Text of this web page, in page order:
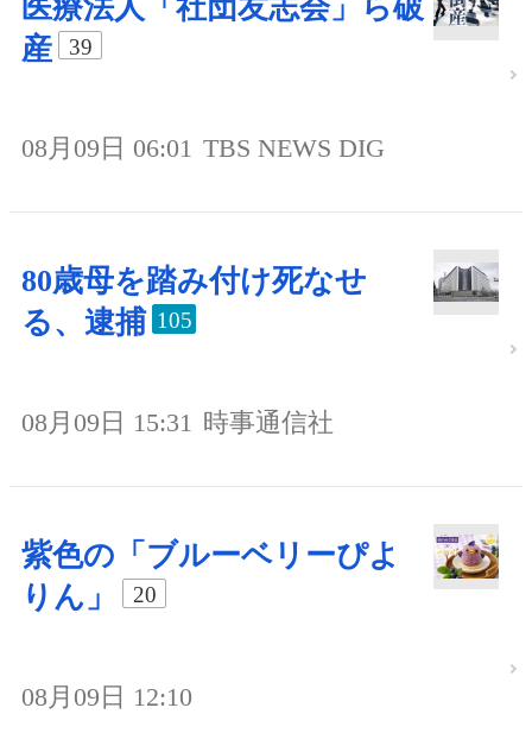
医療法人「社団友志会」ら破
産
39
08月09日 06:01 TBS NEWS DIG
80歳母を踏み付け死なせ
る、逮捕 105
08月09日 15:31 時事通信社
紫色の「ブルーベリーぴよ
りん」
20
08月09日 12:10